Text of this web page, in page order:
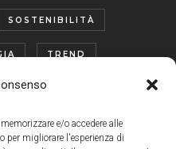
e/o accedere alle
per migliorare l'esperienza di
SOSTENIBILITÀ
TREND